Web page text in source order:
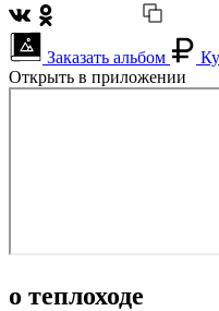
Заказать альбом
Открыть в приложении
о теплоходе